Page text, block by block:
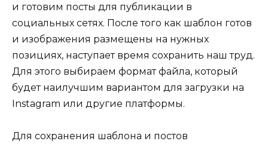
и готовим посты для публикации в
социальных сетях. После того как шаблон готов
и изображения размещены на нужных
позициях, наступает время сохранить наш труд.
Для этого выбираем формат файла, который
будет наилучшим вариантом для загрузки на
Instagram или другие платформы.
Для сохранения шаблона и постов